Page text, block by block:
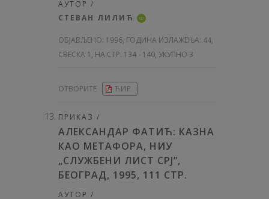
АУТОР /
СТЕВАН ЛИЛИЋ
iD
ОБЈАВЉЕНО: 1996, ГОДИНА ИЗЛАЖЕЊА: 44,
СВЕСКА 1, НА СТР. 134 - 140, УКУПНО 3
ОТВОРИТЕ ЋИР
ПРИКАЗ /
АЛЕКСАНДАР ФАТИЋ: КАЗНА
КАО МЕТАФОРА, НИУ
„СЛУЖБЕНИ ЛИСТ СРЈ”,
БЕОГРАД, 1995, 111 СТР.
АУТОР /